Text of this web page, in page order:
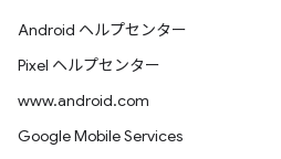
Android ヘルプセンター
Pixel ヘルプセンター
www.android.com
Google Mobile Services